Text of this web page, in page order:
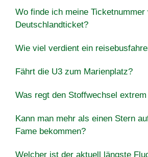
Wo finde ich meine Ticketnummer
Deutschlandticket?
Wie viel verdient ein
Fährt die U3 zum Marienplatz?
Was regt den Stoffwechsel extrem
Kann man mehr als einen Stern
Fame bekommen?
Welcher ist der aktuell längste